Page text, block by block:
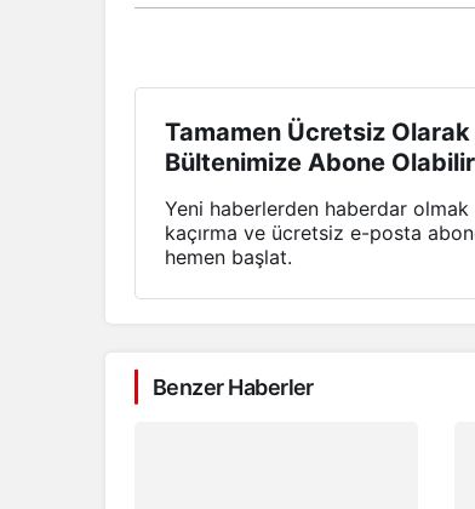
Tamamen Ücretsiz Olarak
Bültenimize Abone
Yeni haberlerden haberdar olmak
kaçırma ve ücretsiz e-posta
hemen başlat.
Benzer Haberler